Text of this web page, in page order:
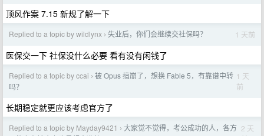
顶风作案 7.15 新规了解一下
Replied to a topic by wildlynx › 失业后，你们会继续交社保吗？ 1 天前
医保交一下 社保没什么必要 看有没有闲钱了
Replied to a topic by ccai › 被 Opus 搞崩了，想换 Fable 5，有靠谱中转
吗？
1 天
前
长期稳定就更应该考虑官方了
Replied to a topic by Mayday9421 › 大家觉不觉得，考公成功的人，各方 2 天